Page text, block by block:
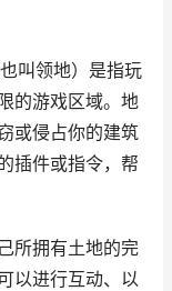
叫领地）是指玩
的游戏区域。地
或侵占你的建筑
插件或指令，帮
所拥有土地的完
以进行互动、以